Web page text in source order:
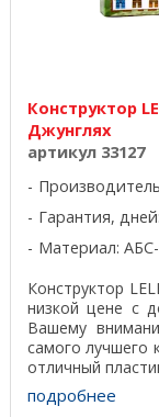
Конструктор
Джунглях
артикул 33127
Гарантия,
Материал:
Конструктор
низкой цене с
Вашему
самого лучшего
отличный
подробнее